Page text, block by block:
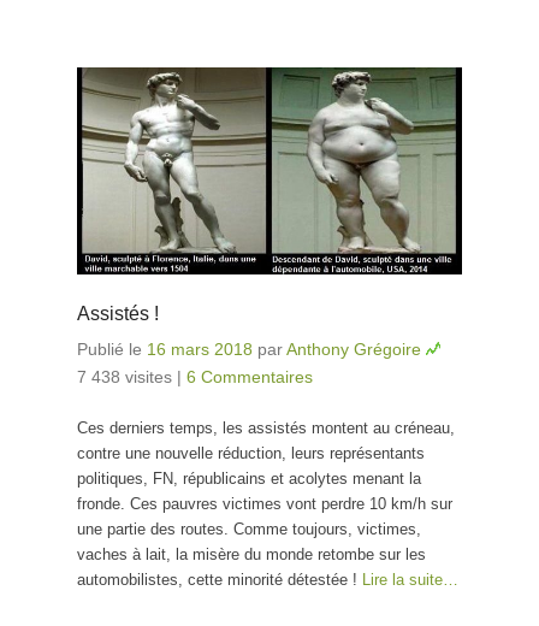
Assistés !
Publié le 16 mars 2018 parAnthony Grégoire
7 438 visites | 6 Commentaires
Ces derniers temps, les assistés montent au créneau,
contre une nouvelle réduction, leurs représentants
politiques, FN, républicains et acolytes menant la
fronde. Ces pauvres victimes vont perdre 10 km/h sur
une partie des routes. Comme toujours, victimes,
vaches à lait, la misère du monde retombe sur les
automobilistes, cette minorité détestée ! Lire la suite…